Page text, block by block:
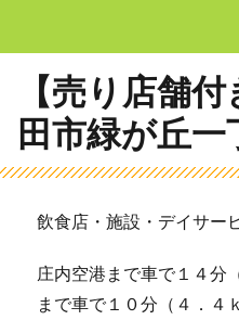
【売り店舗
田市緑が丘一
飲食店・施設・デイサー
庄内空港まで車で１４分
まで車で１０分（４．４